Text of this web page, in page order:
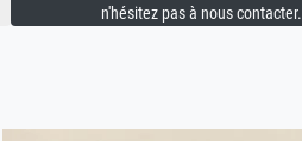
n'hésitez pas à nous contacter.